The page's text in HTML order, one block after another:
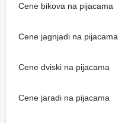
Cene bikova na pijacama
Cene jagnjadi na pijacama
Cene dviski na pijacama
Cene jaradi na pijacama